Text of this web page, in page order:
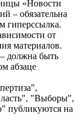
«Новости
– обязательна
гиперссылка.
от
материалов.
должна быть
абзаце
"Выборы",
публикуются на